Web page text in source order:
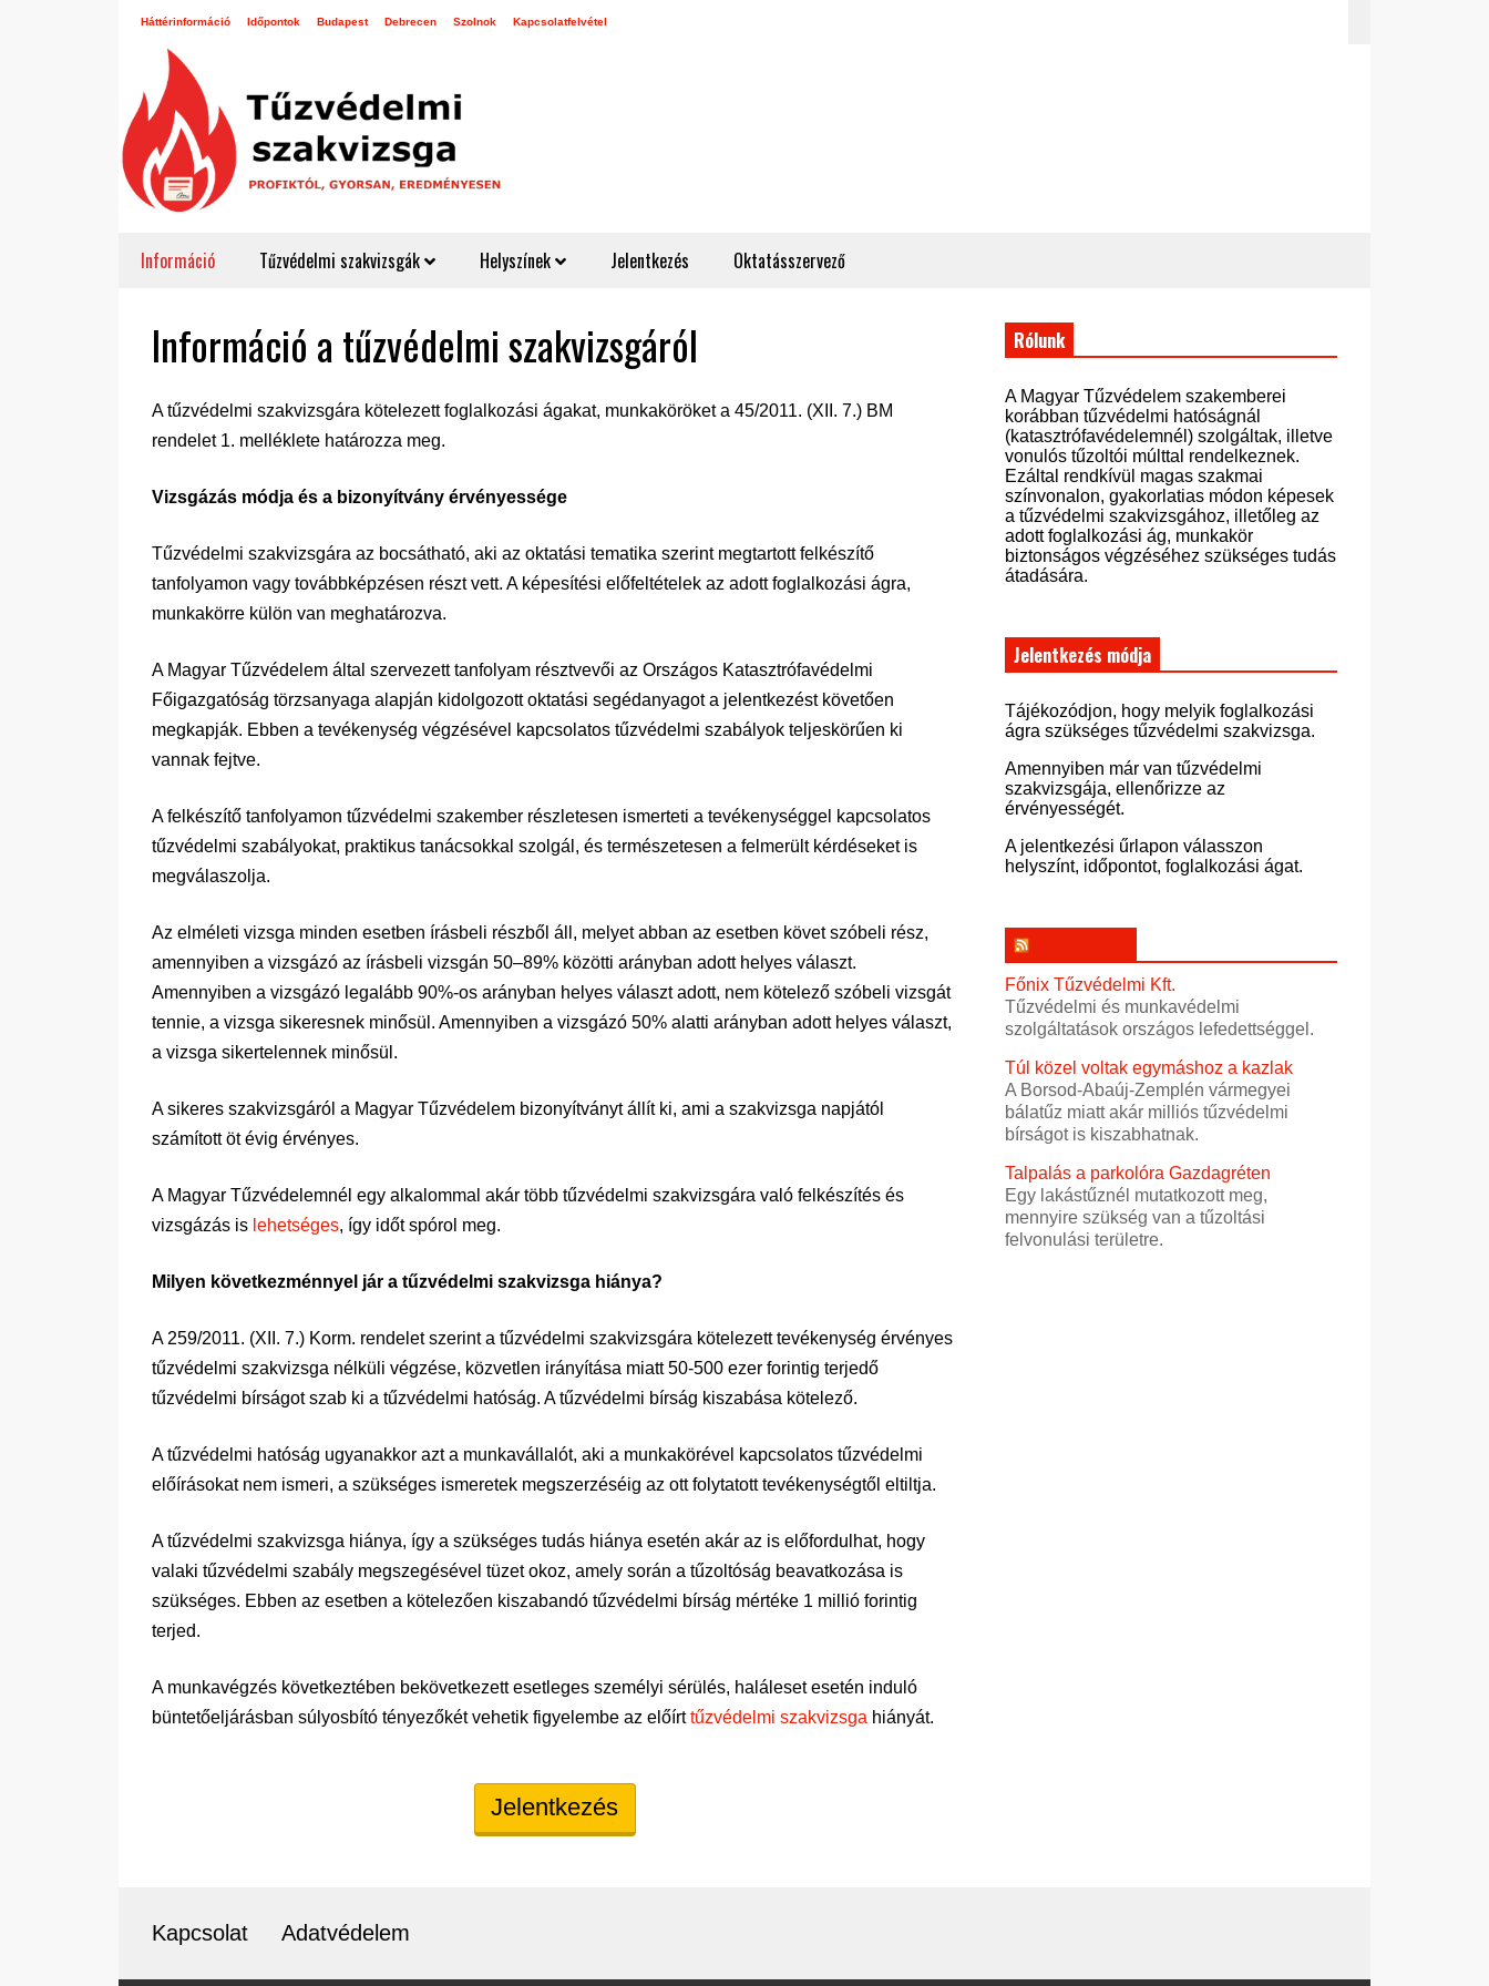
Háttérinformáció Időpontok Budapest Debrecen Szolnok Kapcsolatfelvétel
Információ Tűzvédelmi szakvizsgák Helyszínek Jelentkezés Oktatásszervező
Információ a tűzvédelmi szakvizsgáról
A tűzvédelmi szakvizsgára kötelezett foglalkozási ágakat, munkaköröket a 45/2011. (XII. 7.) BM
rendelet 1. melléklete határozza meg.
Vizsgázás módja és a bizonyítvány érvényessége
Tűzvédelmi szakvizsgára az bocsátható, aki az oktatási tematika szerint megtartott felkészítő
tanfolyamon vagy továbbképzésen részt vett. A képesítési előfeltételek az adott foglalkozási ágra,
munkakörre külön van meghatározva.
A Magyar Tűzvédelem által szervezett tanfolyam résztvevői az Országos Katasztrófavédelmi
Főigazgatóság törzsanyaga alapján kidolgozott oktatási segédanyagot a jelentkezést követően
megkapják. Ebben a tevékenység végzésével kapcsolatos tűzvédelmi szabályok teljeskörűen ki
vannak fejtve.
A felkészítő tanfolyamon tűzvédelmi szakember részletesen ismerteti a tevékenységgel kapcsolatos
tűzvédelmi szabályokat, praktikus tanácsokkal szolgál, és természetesen a felmerült kérdéseket is
megválaszolja.
Az elméleti vizsga minden esetben írásbeli részből áll, melyet abban az esetben követ szóbeli rész,
amennyiben a vizsgázó az írásbeli vizsgán 50–89% közötti arányban adott helyes választ.
Amennyiben a vizsgázó legalább 90%-os arányban helyes választ adott, nem kötelező szóbeli vizsgát
tennie, a vizsga sikeresnek minősül. Amennyiben a vizsgázó 50% alatti arányban adott helyes választ,
a vizsga sikertelennek minősül.
A sikeres szakvizsgáról a Magyar Tűzvédelem bizonyítványt állít ki, ami a szakvizsga napjától
számított öt évig érvényes.
A Magyar Tűzvédelemnél egy alkalommal akár több tűzvédelmi szakvizsgára való felkészítés és
vizsgázás is lehetséges, így időt spórol meg.
Milyen következménnyel jár a tűzvédelmi szakvizsga hiánya?
A 259/2011. (XII. 7.) Korm. rendelet szerint a tűzvédelmi szakvizsgára kötelezett tevékenység érvényes
tűzvédelmi szakvizsga nélküli végzése, közvetlen irányítása miatt 50-500 ezer forintig terjedő
tűzvédelmi bírságot szab ki a tűzvédelmi hatóság. A tűzvédelmi bírság kiszabása kötelező.
A tűzvédelmi hatóság ugyanakkor azt a munkavállalót, aki a munkakörével kapcsolatos tűzvédelmi
előírásokat nem ismeri, a szükséges ismeretek megszerzéséig az ott folytatott tevékenységtől eltiltja.
A tűzvédelmi szakvizsga hiánya, így a szükséges tudás hiánya esetén akár az is előfordulhat, hogy
valaki tűzvédelmi szabály megszegésével tüzet okoz, amely során a tűzoltóság beavatkozása is
szükséges. Ebben az esetben a kötelezően kiszabandó tűzvédelmi bírság mértéke 1 millió forintig
terjed.
A munkavégzés következtében bekövetkezett esetleges személyi sérülés, haláleset esetén induló
büntetőeljárásban súlyosbító tényezőkét vehetik figyelembe az előírttűzvédelmi szakvizsga hiányát.
Jelentkezés
Rólunk
A Magyar Tűzvédelem szakemberei
korábban tűzvédelmi hatóságnál
(katasztrófavédelemnél) szolgáltak, illetve
vonulós tűzoltói múlttal rendelkeznek.
Ezáltal rendkívül magas szakmai
színvonalon, gyakorlatias módon képesek
a tűzvédelmi szakvizsgához, illetőleg az
adott foglalkozási ág, munkakör
biztonságos végzéséhez szükséges tudás
átadására.
Jelentkezés módja
Tájékozódjon, hogy melyik foglalkozási
ágra szükséges tűzvédelmi szakvizsga.
Amennyiben már van tűzvédelmi
szakvizsgája, ellenőrizze az
érvényességét.
A jelentkezési űrlapon válasszon
helyszínt, időpontot, foglalkozási ágat.
Főnix Tűzvédelmi Kft.
Tűzvédelmi és munkavédelmi
szolgáltatások országos lefedettséggel.
Túl közel voltak egymáshoz a kazlak
A Borsod-Abaúj-Zemplén vármegyei
bálatűz miatt akár milliós tűzvédelmi
bírságot is kiszabhatnak.
Talpalás a parkolóra Gazdagréten
Egy lakástűznél mutatkozott meg,
mennyire szükség van a tűzoltási
felvonulási területre.
Kapcsolat Adatvédelem